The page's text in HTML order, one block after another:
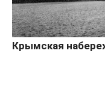
Крымская